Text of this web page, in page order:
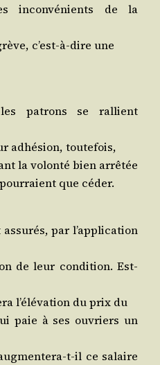
incon­vé­nients de la
c’est-à-dire une
patrons se ral­lient
adhé­sion, toutefois,
la volon­té bien arrêtée
que céder.
par l’ap­pli­ca­tion
de leur condi­tion. Est-
l’é­lé­va­tion du prix du
paie à ses ouvriers un
t-il ce salaire